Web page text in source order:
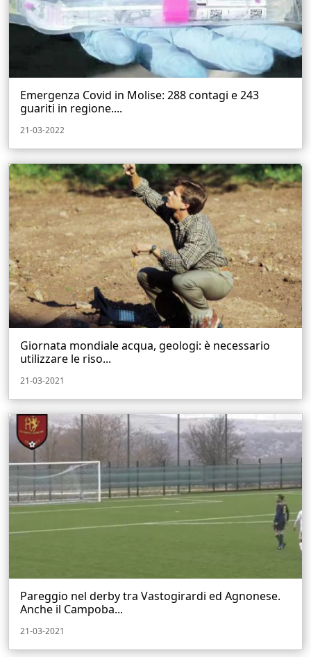
Emergenza Covid in Molise: 288 contagi e 243
guariti in regione....
21-03-2022
Giornata mondiale acqua, geologi: è necessario
utilizzare le riso...
21-03-2021
Pareggio nel derby tra Vastogirardi ed Agnonese.
Anche il Campoba...
21-03-2021